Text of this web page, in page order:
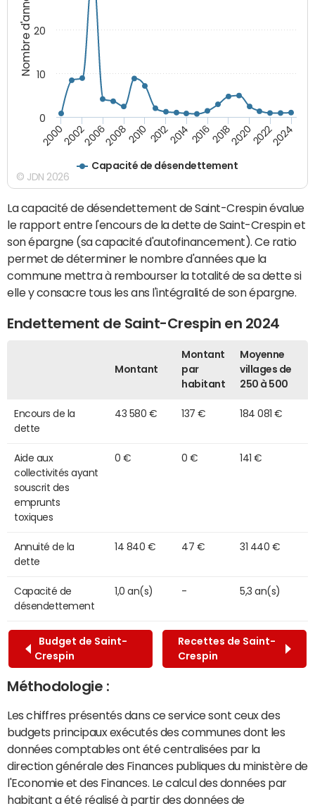
Nombre d'années
Capacité de désendettement
20002002200620082010 2012201420162018202020222024
0
10
20
© JDN 2026
La capacité de désendettement de Saint-Crespin évalue
le rapport entre l'encours de la dette de Saint-Crespin et
son épargne (sa capacité d'autofinancement). Ce ratio
permet de déterminer le nombre d'années que la
commune mettra à rembourser la totalité de sa dette si
elle y consacre tous les ans l'intégralité de son épargne.
Endettement de Saint-Crespin en 2024
Montant
Montant
par
habitant
Moyenne
villages de
250 à 500
Encours de la
dette
43 580 € 137 € 184 081 €
Aide aux
collectivités ayant
souscrit des
emprunts
toxiques
0 € 0 € 141 €
Annuité de la
dette
14 840 € 47 € 31 440 €
Capacité de
désendettement
1,0 an(s) - 5,3 an(s)
Budget de Saint-
Crespin
Recettes de Saint-
Crespin
Méthodologie :
Les chiffres présentés dans ce service sont ceux des
budgets principaux exécutés des communes dont les
données comptables ont été centralisées par la
direction générale des Finances publiques du ministère de
l'Economie et des Finances. Le calcul des données par
habitant a été réalisé à partir des données de